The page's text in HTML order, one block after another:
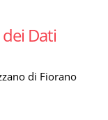
Dati
di Fiorano